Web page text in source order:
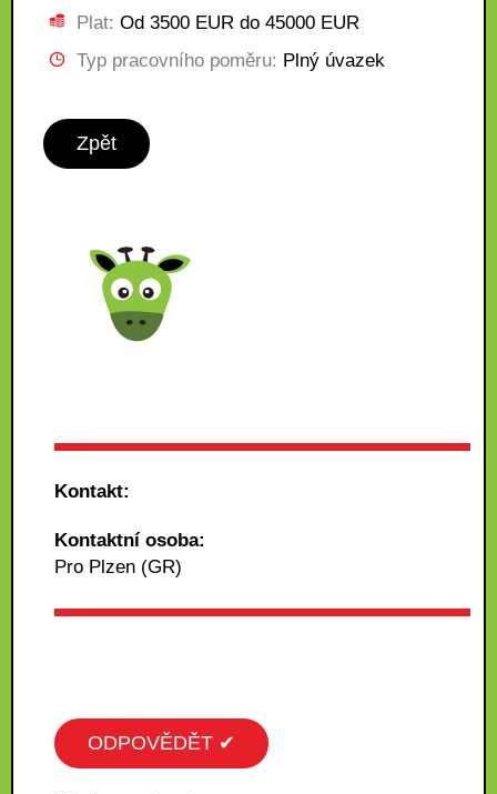
Plat: Od 3500 EUR do 45000 EUR
Typ pracovního poměru: Plný úvazek
Zpět
Kontakt:
Kontaktní osoba:
Pro Plzen (GR)
ODPOVĚDĚT ✔